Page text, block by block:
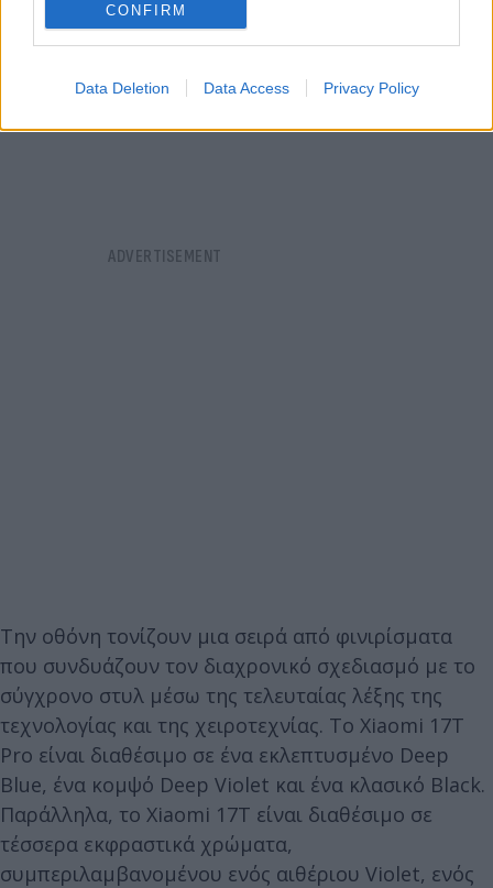
CONFIRM
Data Deletion Data Access Privacy Policy
Την οθόνη τονίζουν μια σειρά από φινιρίσματα
που συνδυάζουν τον διαχρονικό σχεδιασμό με το
σύγχρονο στυλ μέσω της τελευταίας λέξης της
τεχνολογίας και της χειροτεχνίας. Το Xiaomi 17T
Pro είναι διαθέσιμο σε ένα εκλεπτυσμένο Deep
Blue, ένα κομψό Deep Violet και ένα κλασικό Black.
Παράλληλα, το Xiaomi 17T είναι διαθέσιμο σε
τέσσερα εκφραστικά χρώματα,
συμπεριλαμβανομένου ενός αιθέριου Violet, ενός